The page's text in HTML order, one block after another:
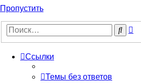
Пропустить
Поиск
Ссылки
Темы без ответов